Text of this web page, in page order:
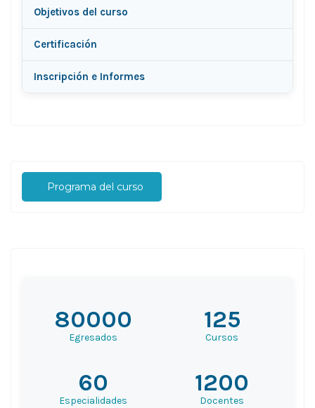
Objetivos del curso
Certificación
Inscripción e Informes
Programa del curso
80000
Egresados
125
Cursos
60
Especialidades
1200
Docentes